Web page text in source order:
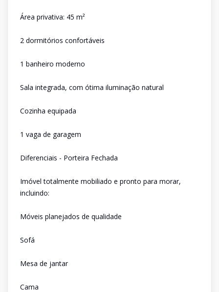
Área privativa: 45 m²
2 dormitórios confortáveis
1 banheiro moderno
Sala integrada, com ótima iluminação natural
Cozinha equipada
1 vaga de garagem
Diferenciais - Porteira Fechada
Imóvel totalmente mobiliado e pronto para morar,
incluindo:
Móveis planejados de qualidade
Sofá
Mesa de jantar
Cama